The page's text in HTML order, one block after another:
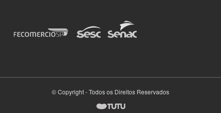
© Copyright - Todos os Direitos Reservados